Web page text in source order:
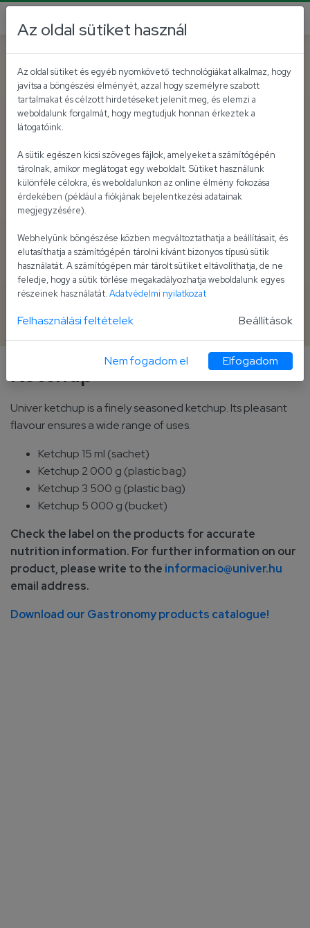
Ketchup
Univer ketchup is a finely seasoned ketchup. Its pleasant
flavour ensures a wide range of uses.
Ketchup 15 ml (sachet)
Ketchup 2 000 g (plastic bag)
Ketchup 3 500 g (plastic bag)
Ketchup 5 000 g (bucket)
Check the label on the products for accurate
nutrition information. For further information on our
product, please write to the informacio@univer.hu
email address.
Download our Gastronomy products catalogue!
Az oldal sütiket használ
Az oldal sütiket és egyéb nyomkövető technológiákat alkalmaz, hogy
javítsa a böngészési élményét, azzal hogy személyre szabott
tartalmakat és célzott hirdetéseket jelenít meg, és elemzi a
weboldalunk forgalmát, hogy megtudjuk honnan érkeztek a
látogatóink.
A sütik egészen kicsi szöveges fájlok, amelyeket a számítógépén
tárolnak, amikor meglátogat egy weboldalt. Sütiket használunk
különféle célokra, és weboldalunkon az online élmény fokozása
érdekében (például a fiókjának bejelentkezési adatainak
megjegyzésére).
Webhelyünk böngészése közben megváltoztathatja a beállításait, és
elutasíthatja a számítógépén tárolni kívánt bizonyos típusú sütik
használatát. A számítógépen már tárolt sütiket eltávolíthatja, de ne
feledje, hogy a sütik törlése megakadályozhatja weboldalunk egyes
részeinek használatát. Adatvédelmi nyilatkozat
Felhasználási feltételek Beállítások
Nem fogadom el Elfogadom